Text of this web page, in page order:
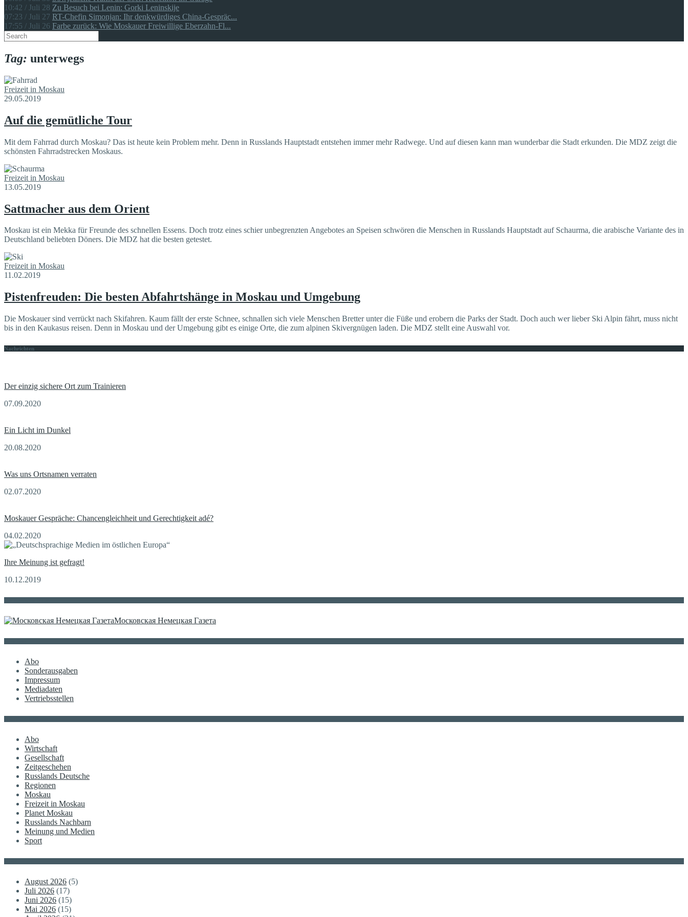
10:42 / Juli 28 Zu Besuch bei Lenin: Gorki Leninskije
07:23 / Juli 27 RT-Chefin Simonjan: Ihr denkwürdiges China-Gespräc...
17:55 / Juli 26 Farbe zurück: Wie Moskauer Freiwillige Eberzahn-Fl...
Tag: unterwegs
Freizeit in Moskau
29.05.2019
Auf die gemütliche Tour
Mit dem Fahrrad durch Moskau? Das ist heute kein Problem mehr. Denn in Russlands Hauptstadt entstehen immer mehr Radwege. Und auf diesen kann man wunderbar die Stadt erkunden. Die MDZ zeigt die
schönsten Fahrradstrecken Moskaus.
Freizeit in Moskau
13.05.2019
Sattmacher aus dem Orient
Moskau ist ein Mekka für Freunde des schnellen Essens. Doch trotz eines schier unbegrenzten Angebotes an Speisen schwören die Menschen in Russlands Hauptstadt auf Schaurma, die arabische Variante des in
Deutschland beliebten Döners. Die MDZ hat die besten getestet.
Freizeit in Moskau
11.02.2019
Pistenfreuden: Die besten Abfahrtshänge in Moskau und Umgebung
Die Moskauer sind verrückt nach Skifahren. Kaum fällt der erste Schnee, schnallen sich viele Menschen Bretter unter die Füße und erobern die Parks der Stadt. Doch auch wer lieber Ski Alpin fährt, muss nicht
bis in den Kaukasus reisen. Denn in Moskau und der Umgebung gibt es einige Orte, die zum alpinen Skivergnügen laden. Die MDZ stellt eine Auswahl vor.
Nachrichten
Der einzig sichere Ort zum Trainieren
07.09.2020
Ein Licht im Dunkel
20.08.2020
Was uns Ortsnamen verraten
02.07.2020
Moskauer Gespräche: Chancengleichheit und Gerechtigkeit adé?
04.02.2020
Ihre Meinung ist gefragt!
10.12.2019
Московская Немецкая Газета
Abo
Sonderausgaben
Impressum
Mediadaten
Vertriebsstellen
Abo
Wirtschaft
Gesellschaft
Zeitgeschehen
Russlands Deutsche
Regionen
Moskau
Freizeit in Moskau
Planet Moskau
Russlands Nachbarn
Meinung und Medien
Sport
August 2026 (5)
Juli 2026 (17)
Juni 2026 (15)
Mai 2026 (15)